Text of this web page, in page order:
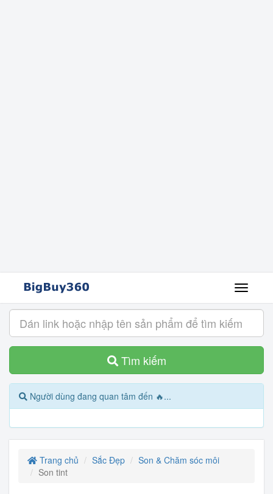
Tìm kiếm
Người dùng đang quan tâm đến 🔥...
Trang chủ Sắc Đẹp
Son & Chăm sóc môi
Son tint